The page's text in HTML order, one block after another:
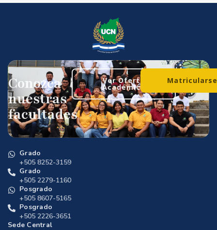
Conozca
nuestras
facultades
Ver Oferta
Académica
Grado
+505 8252-3159
Grado
+505 2279-1160
Posgrado
+505 8607-5165
Posgrado
+505 2226-3651
Sede Central